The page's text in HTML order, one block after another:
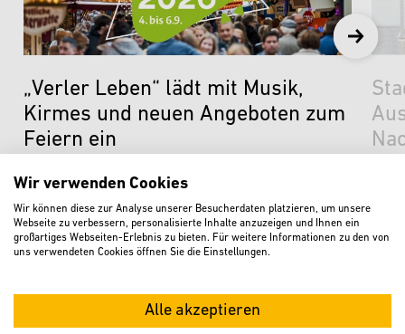
„Verler Leben“ lädt mit Musik,
Kirmes und neuen Angeboten zum
Feiern ein
weiterlesen
KURZ BERICHTET
Angehörige am 7. August
Wir verwenden Cookies
Wir können diese zur Analyse unserer Besucherdaten platzieren, um unsere
Webseite zu verbessern, personalisierte Inhalte anzuzeigen und Ihnen ein
großartiges Webseiten-Erlebnis zu bieten. Für weitere Informationen zu den von
uns verwendeten Cookies öffnen Sie die Einstellungen.
Alle akzeptieren